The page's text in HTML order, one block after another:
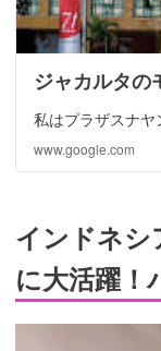
ジャカルタの
私はプラザスナ
www.google.com
インドネ
に大活躍！